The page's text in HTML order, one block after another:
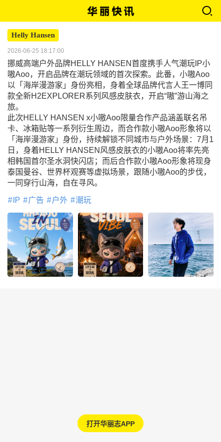
Helly Hansen
2026-06-25 18:17:00
挪威高端户外品牌HELLY HANSEN首度携手人气潮玩IP小
嗷Aoo，开启品牌在潮玩领域的首次探索。此番，小嗷Aoo
以「海岸漫游家」身份亮相，身着全球品牌代言人王一博同
款全新H2EXPLORER系列风感皮肤衣，开启“嗷”游山海之
旅。
此次HELLY HANSEN x小嗷Aoo限量合作产品涵盖联名吊
卡、冰箱贴等一系列衍生周边，而合作款小嗷Aoo形象将以
「海岸漫游家」身份，持续解锁不同城市与户外场景：7月1
日，身着HELLY HANSEN风感皮肤衣的小嗷Aoo将率先亮
相韩国首尔圣水洞快闪店；而后合作款小嗷Aoo形象将现身
泰国曼谷、世界杯观赛等虚拟场景，跟随小嗷Aoo的步伐，
一同穿行山海，自在寻风。
IP 广告 户外 潮玩
打开华丽志APP